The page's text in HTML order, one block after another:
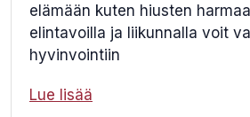
elämään kuten hiusten
elintavoilla ja liikunnalla voit
hyvinvointiin
Lue lisää